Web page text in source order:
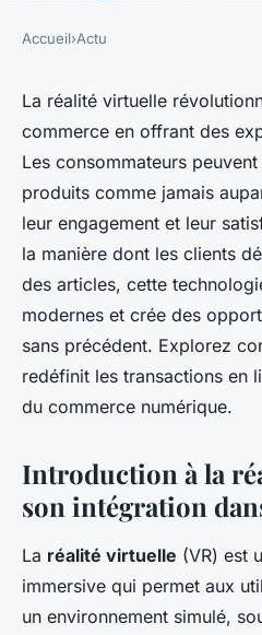
L'Impact de la
sur le E-
Élise•9 octobre 2024•8 min de
Accueil›Actu
La réalité virtuelle
commerce en offrant des
Les consommateurs
produits comme jamais
leur engagement et leur
la manière dont les clients
des articles, cette
modernes et crée des
sans précédent. Explorez
redéfinit les transactions en
du commerce numérique.
Introduction à la
son intégration
La réalité virtuelle (VR) est
immersive qui permet aux
un environnement simulé,